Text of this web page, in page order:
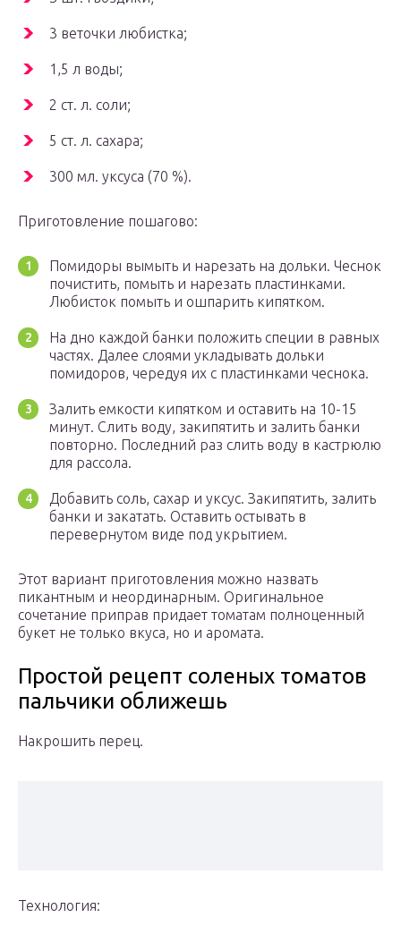
3 веточки любистка;
1,5 л воды;
2 ст. л. соли;
5 ст. л. сахара;
300 мл. уксуса (70 %).
Приготовление пошагово:
Помидоры вымыть и нарезать на дольки. Чеснок
почистить, помыть и нарезать пластинками.
Любисток помыть и ошпарить кипятком.
На дно каждой банки положить специи в равных
частях. Далее слоями укладывать дольки
помидоров, чередуя их с пластинками чеснока.
Залить емкости кипятком и оставить на 10-15
минут. Слить воду, закипятить и залить банки
повторно. Последний раз слить воду в кастрюлю
для рассола.
Добавить соль, сахар и уксус. Закипятить, залить
банки и закатать. Оставить остывать в
перевернутом виде под укрытием.
Этот вариант приготовления можно назвать
пикантным и неординарным. Оригинальное
сочетание приправ придает томатам полноценный
букет не только вкуса, но и аромата.
Простой рецепт соленых томатов
пальчики оближешь
Накрошить перец.
Технология: